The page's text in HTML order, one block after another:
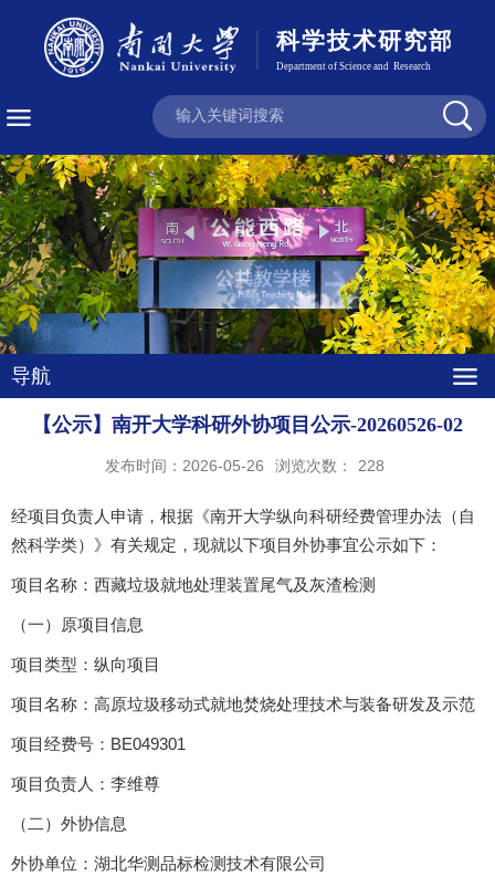
导航
【公示】南开大学科研外协项目公示-20260526-02
发布时间：2026-05-26 浏览次数： 228
经项目负责人申请，根据《南开大学纵向科研经费管理办法（自
然科学类）》有关规定，现就以下项目外协事宜公示如下：
项目名称：西藏垃圾就地处理装置尾气及灰渣检测
（一）原项目信息
项目类型：纵向项目
项目名称：高原垃圾移动式就地焚烧处理技术与装备研发及示范
项目经费号：BE049301
项目负责人：李维尊
（二）外协信息
外协单位：湖北华测品标检测技术有限公司